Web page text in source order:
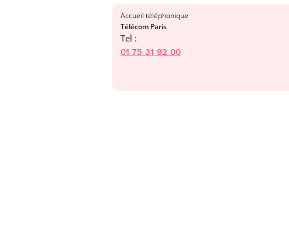
Accueil téléphonique
Télécom Paris
Tel :
01 75 31 92 00